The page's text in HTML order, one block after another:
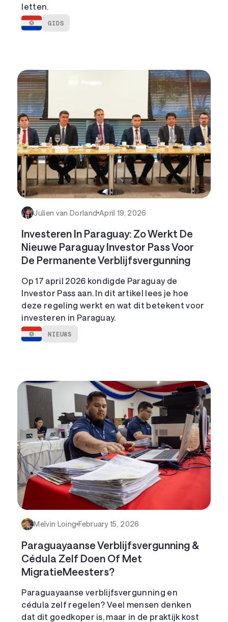
letten.
GIDS
Julien van Dorland April 19, 2026
Investeren In Paraguay: Zo Werkt De
Nieuwe Paraguay Investor Pass Voor
De Permanente Verblijfsvergunning
Op 17 april 2026 kondigde Paraguay de
Investor Pass aan. In dit artikel lees je hoe
deze regeling werkt en wat dit betekent voor
investeren in Paraguay.
NIEUWS
Melvin Loing February 15, 2026
Paraguayaanse Verblijfsvergunning &
Cédula Zelf Doen Of Met
MigratieMeesters?
Paraguayaanse verblijfsvergunning en
cédula zelf regelen? Veel mensen denken
dat dit goedkoper is, maar in de praktijk kost